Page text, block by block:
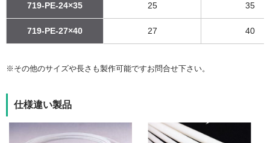
719-PE-24×35 25 35
719-PE-27×40 27 40
※その他のサイズや長さも製作可能ですお問合せ下さい。
仕様違い製品